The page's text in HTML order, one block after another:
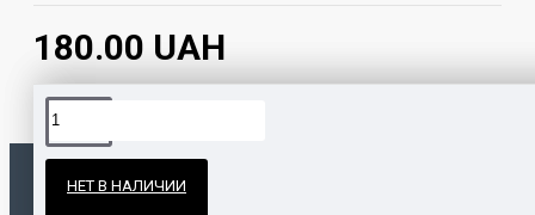
180.00 UAH
НЕТ В НАЛИЧИИ
ПОПУЛЯРНЫЕ ТОВАРЫ